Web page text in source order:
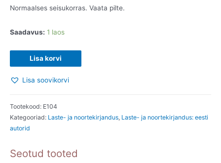
Normaalses seisukorras. Vaata pilte.
Saadavus: 1 laos
jutud.
Tõnu
Anti
Pathique.
2007
Lisa korvi
Lisa soovikorvi
Tootekood: E104
Kategooriad: Laste- ja noortekirjandus, Laste- ja noortekirjandus: eesti
autorid
Seotud tooted